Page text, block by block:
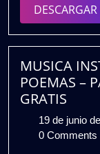
MUSICA
POEMAS –
GRATIS
19 de junio
0 Comments